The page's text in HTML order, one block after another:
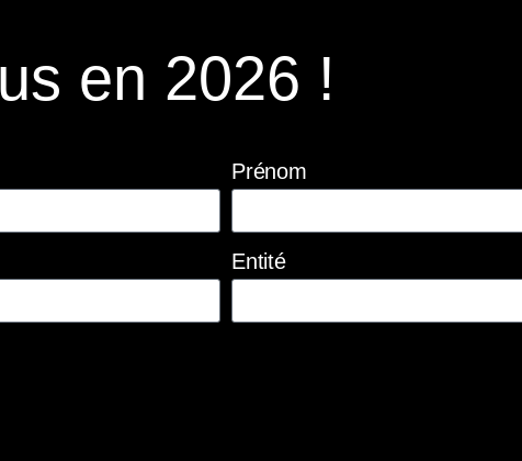
en 2026 !
Prénom
Entité